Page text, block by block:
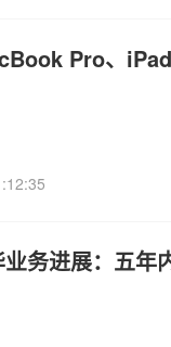
Pro、
务进展：五年